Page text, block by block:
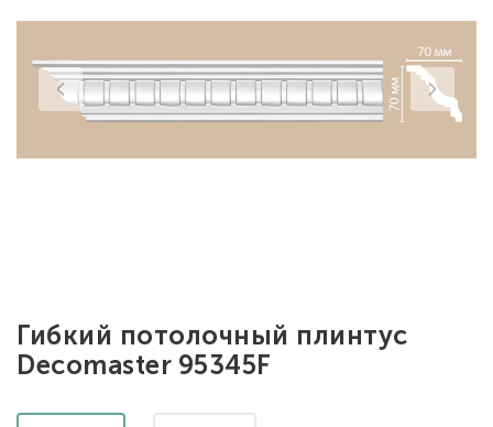
Гибкий потолочный плинтус
Decomaster 95345F